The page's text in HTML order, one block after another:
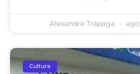
Alexandre Trápaga
Cultura